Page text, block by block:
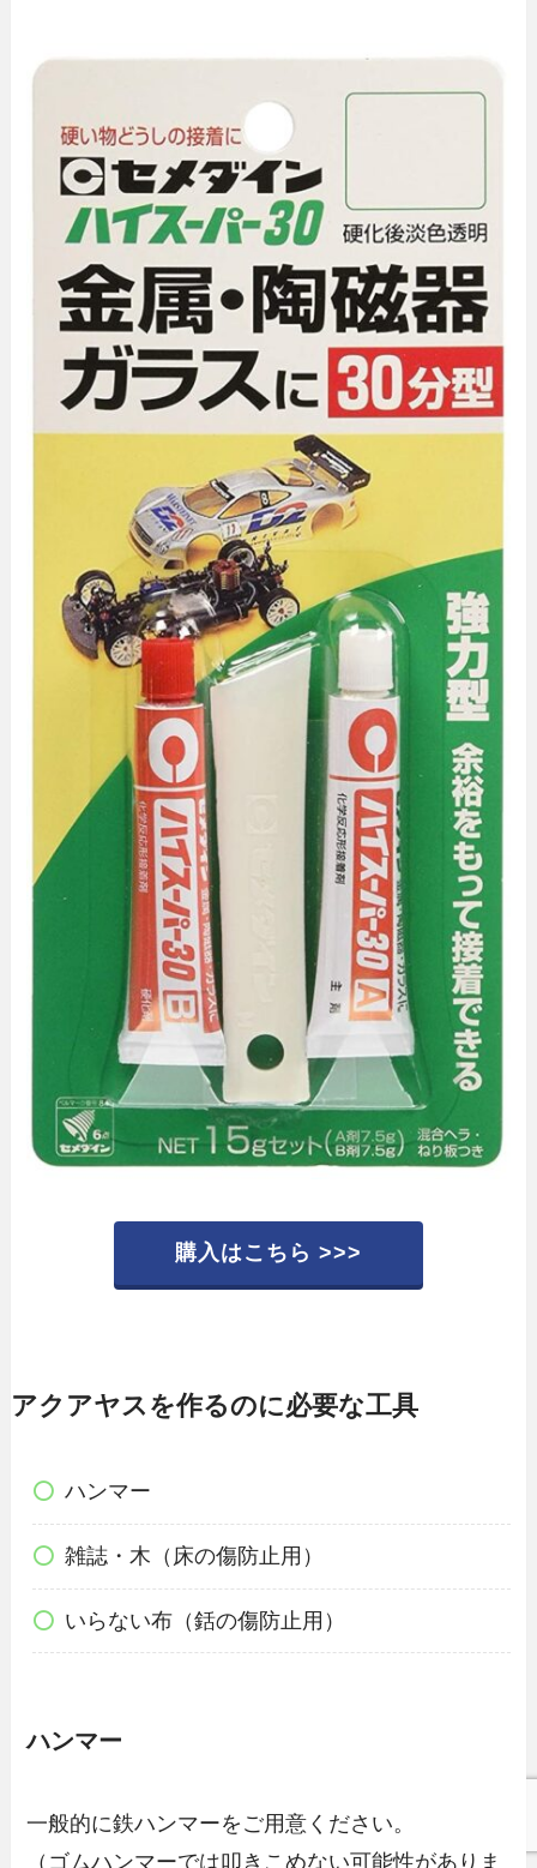
購入はこちら >>>
アクアヤスを作るのに必要な工具
ハンマー
雑誌・木（床の傷防止用）
いらない布（銛の傷防止用 ）
ハンマー
一般的に鉄ハンマーをご用意ください。
（ゴムハンマーでは叩きこめない可能性がありま